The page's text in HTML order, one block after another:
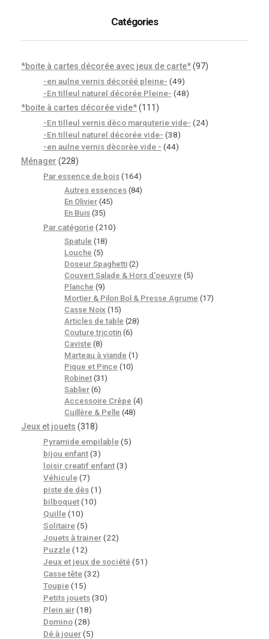
Catégories
*boite à cartes décorée avec jeux de carte*(97)
-en aulne vernis décoréé pleine- (49)
-En tilleul naturel décorée Pleine- (48)
*boite à cartes décorée vide*(111)
-En tilleul vernis dèco marquterie vide- (24)
-En tilleul naturel décorée vide- (38)
-en aulne vernis dècorèe vide - (44)
Ménager (228)
Par essence de bois (164)
Autres essences (84)
En Olivier (45)
En Buis (35)
Par catégorie (210)
Spatule (18)
Louche (5)
Doseur Spaghetti (2)
Couvert Salade & Hors d'oeuvre (5)
Planche (9)
Mortier & Pilon Bol & Presse Agrume (17)
Casse Noix (15)
Articles de table (28)
Couture tricotin (6)
Caviste (8)
Marteau à viande (1)
Pique et Pince (10)
Robinet (31)
Sablier (6)
Accessoire Crêpe (4)
Cuillère & Pelle (48)
Jeux et jouets (318)
Pyramide empilable (5)
bijou enfant (3)
loisir creatif enfant (3)
Véhicule (7)
piste de dès (1)
bilboquet (10)
Quille (10)
Solitaire (5)
Jouets à trainer (22)
Puzzle (12)
Jeux et jeux de société (51)
Casse tête (32)
Toupie (15)
Petits jouets (30)
Plein air (18)
Domino (28)
Dé à jouer (5)